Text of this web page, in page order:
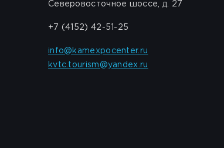
Северовосточное шоссе, д. 27
+7 (4152) 42-51-25
info@kamexpocenter.ru
kvtc.tourism@yandex.ru